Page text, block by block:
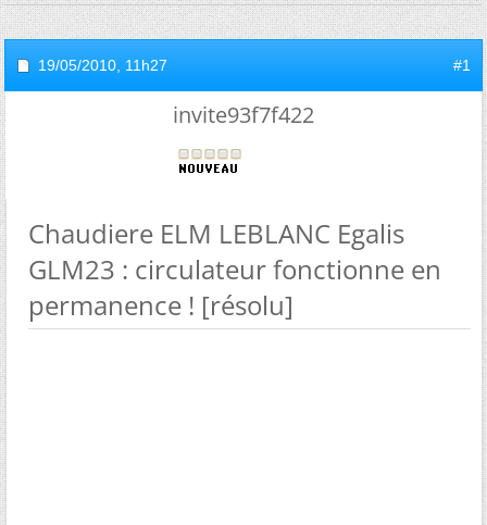
19/05/2010, 11h27 #1
invite93f7f422
Chaudiere ELM LEBLANC Egalis
GLM23 : circulateur fonctionne en
permanence ! [résolu]